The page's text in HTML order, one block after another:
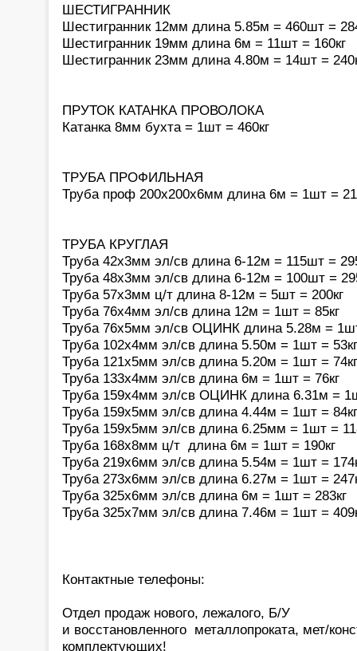
ШЕСТИГРАННИК
Шестигранник 12мм длина 5.85м = 460шт =
Шестигранник 19мм длина 6м = 11шт = 160кг
Шестигранник 23мм длина 4.80м = 14шт =
ПРУТОК КАТАНКА ПРОВОЛОКА
Катанка 8мм бухта = 1шт = 460кг
ТРУБА ПРОФИЛЬНАЯ
Труба проф 200х200х6мм длина 6м = 1шт =
ТРУБА КРУГЛАЯ
Труба 42х3мм эл/св длина 6-12м = 115шт =
Труба 48х3мм эл/св длина 6-12м = 100шт =
Труба 57х3мм ц/т длина 8-12м = 5шт = 200кг
Труба 76х4мм эл/св длина 12м = 1шт = 85кг
Труба 76х5мм эл/св ОЦИНК длина 5.28м =
Труба 102х4мм эл/св длина 5.50м = 1шт = 53кг
Труба 121х5мм эл/св длина 5.20м = 1шт = 74кг
Труба 133х4мм эл/св длина 6м = 1шт = 76кг
Труба 159х4мм эл/св ОЦИНК длина 6.31м =
Труба 159х5мм эл/св длина 4.44м = 1шт = 84кг
Труба 159х5мм эл/св длина 6.25мм = 1шт =
Труба 168х8мм ц/т длина 6м = 1шт = 190кг
Труба 219х6мм эл/св длина 5.54м = 1шт =
Труба 273х6мм эл/св длина 6.27м = 1шт =
Труба 325х6мм эл/св длина 6м = 1шт = 283кг
Труба 325х7мм эл/св длина 7.46м = 1шт =
Контактные телефоны:
Отдел продаж нового, лежалого, Б/У
и восстановленного металлопроката, мет/
комплектующих!